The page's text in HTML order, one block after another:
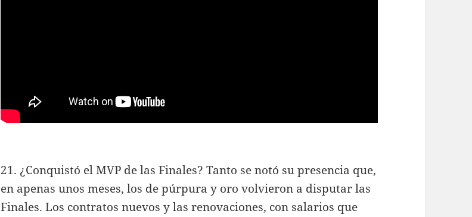
21. ¿Conquistó el MVP de las Finales? Tanto se notó su presencia que,
en apenas unos meses, los de púrpura y oro volvieron a disputar las
Finales. Los contratos nuevos y las renovaciones, con salarios que